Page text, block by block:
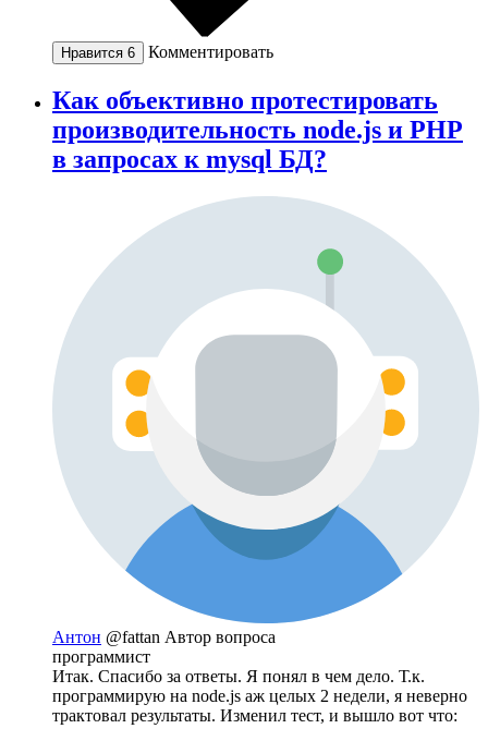
Нравится 6 Комментировать
Как объективно протестировать
производительность node.js и PHP
в запросах к mysql БД?
Антон @fattan Автор вопроса
программист
Итак. Спасибо за ответы. Я понял в чем дело. Т.к.
программирую на node.js аж целых 2 недели, я неверно
трактовал результаты. Изменил тест, и вышло вот что: